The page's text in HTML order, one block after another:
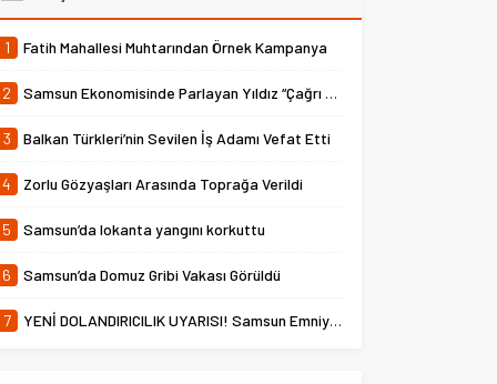
1 Fatih Mahallesi Muhtarından Örnek Kampanya
2 Samsun Ekonomisinde Parlayan Yıldız “Çağrı Temper”
3 Balkan Türkleri’nin Sevilen İş Adamı Vefat Etti
4 Zorlu Gözyaşları Arasında Toprağa Verildi
5 Samsun’da lokanta yangını korkuttu
6 Samsun’da Domuz Gribi Vakası Görüldü
7 YENİ DOLANDIRICILIK UYARISI! Samsun Emniyet Müdürlüğü Uyardı